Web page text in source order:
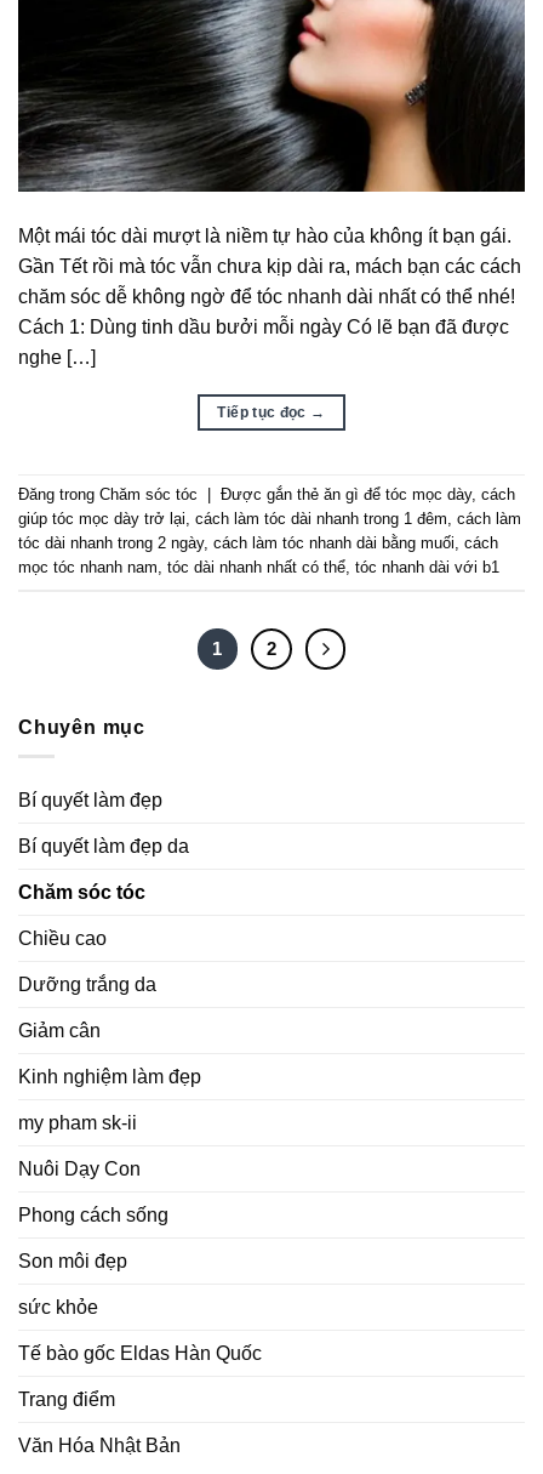
Một mái tóc dài mượt là niềm tự hào của không ít bạn gái.
Gần Tết rồi mà tóc vẫn chưa kịp dài ra, mách bạn các cách
chăm sóc dễ không ngờ để tóc nhanh dài nhất có thể nhé!
Cách 1: Dùng tinh dầu bưởi mỗi ngày Có lẽ bạn đã được
nghe […]
Tiếp tục đọc →
Đăng trong Chăm sóc tóc Được gắn thẻ ăn gì để tóc mọc dày, cách
giúp tóc mọc dày trở lại, cách làm tóc dài nhanh trong 1 đêm, cách làm
tóc dài nhanh trong 2 ngày, cách làm tóc nhanh dài bằng muối, cách
mọc tóc nhanh nam, tóc dài nhanh nhất có thể, tóc nhanh dài với b1
1 2
Chuyên mục
Bí quyết làm đẹp
Bí quyết làm đẹp da
Chăm sóc tóc
Chiều cao
Dưỡng trắng da
Giảm cân
Kinh nghiệm làm đẹp
my pham sk-ii
Nuôi Dạy Con
Phong cách sống
Son môi đẹp
sức khỏe
Tế bào gốc Eldas Hàn Quốc
Trang điểm
Văn Hóa Nhật Bản